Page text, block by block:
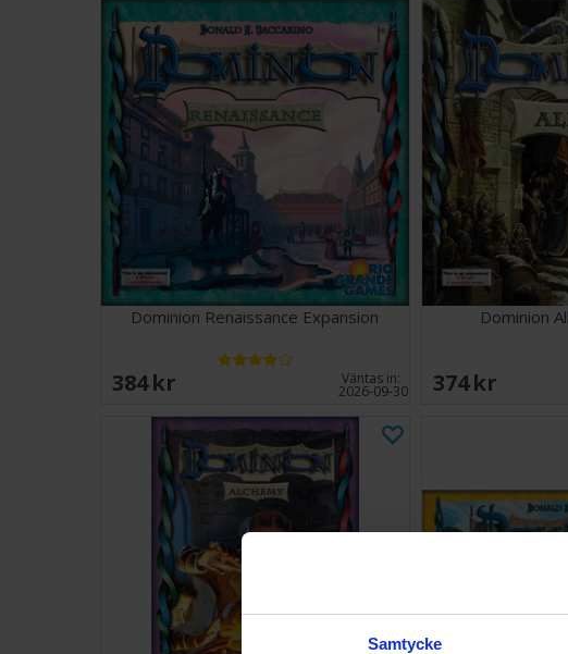
Samtycke
Dominion Renaissance Expansion
384 SEK Väntas in:
2026-09-30
Dominion
374 SEK